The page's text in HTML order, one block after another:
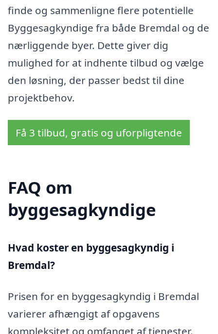
finde og sammenligne flere potentielle
Byggesagkyndige fra både Bremdal og de
nærliggende byer. Dette giver dig
mulighed for at indhente tilbud og vælge
den løsning, der passer bedst til dine
projektbehov.
Få 3 tilbud, gratis og uforpligtende
FAQ om
byggesagkyndige
Hvad koster en byggesagkyndig i
Bremdal?
Prisen for en byggesagkyndig i Bremdal
varierer afhængigt af opgavens
kompleksitet og omfanget af tjenester.